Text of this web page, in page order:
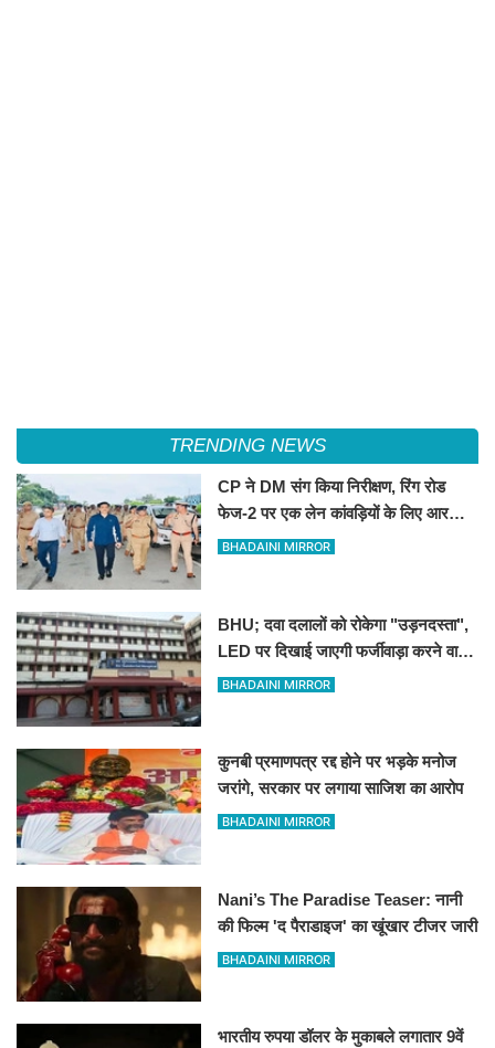
TRENDING NEWS
CP ने DM संग किया निरीक्षण, रिंग रोड
फेज-2 पर एक लेन कांवड़ियों के लिए आरक्षित
रखने के निर्देश
BHADAINI MIRROR
BHU; दवा दलालों को रोकेगा "उड़नदस्ता",
LED पर दिखाई जाएगी फर्जीवाड़ा करने वालों
की तस्वीर
BHADAINI MIRROR
कुनबी प्रमाणपत्र रद्द होने पर भड़के मनोज
जरांगे, सरकार पर लगाया साजिश का आरोप
BHADAINI MIRROR
Nani’s The Paradise Teaser: नानी
की फिल्म 'द पैराडाइज' का खूंखार टीजर जारी
BHADAINI MIRROR
भारतीय रुपया डॉलर के मुकाबले लगातार 9वें